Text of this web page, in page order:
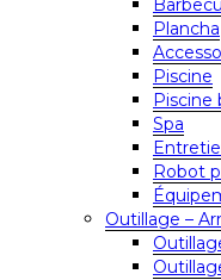
Plancha
Piscine
Piscine
Spa
Robot
Outillage –